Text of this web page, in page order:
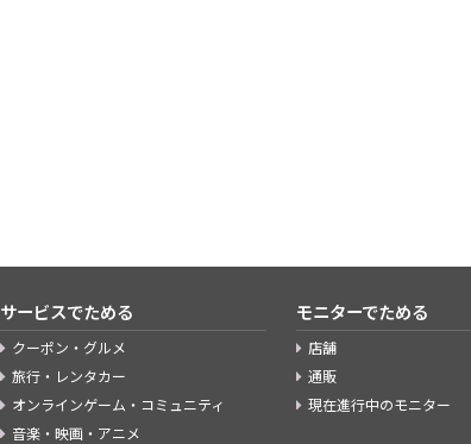
サービスでためる
クーポン・グルメ
旅行・レンタカー
オンラインゲーム・コミュニティ
音楽・映画・アニメ
モニターでためる
店舗
通販
現在進行中のモニター